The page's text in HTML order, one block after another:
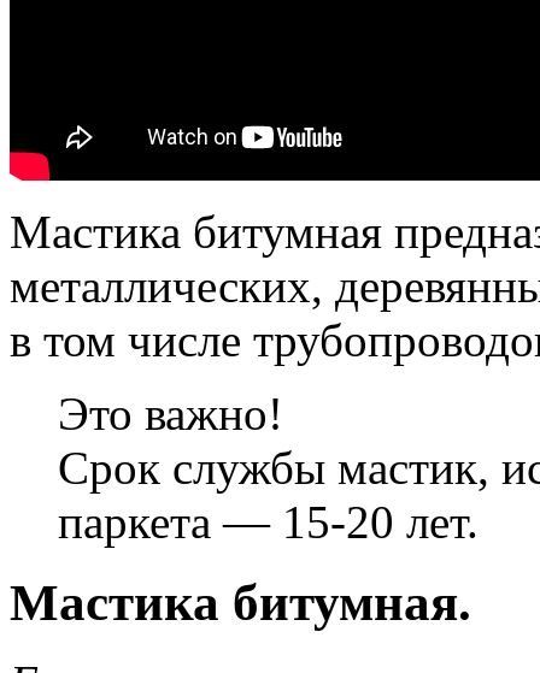
Мастика битумная
металлических,
в том числе
Это важно!
Срок службы мастик,
паркета — 15-20 лет.
Мастика битумная.